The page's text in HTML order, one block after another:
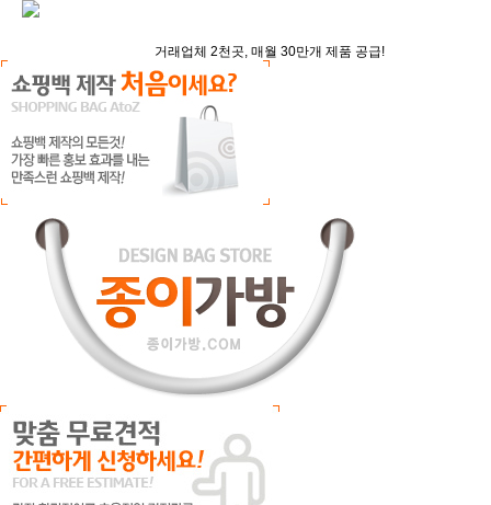
어서오세요, 종이가방 입니다! :)
월 500건 이상 브랜드 맞춤 쇼핑백 제작!
거래업체 2천곳, 매월 30만개 제품 공급!